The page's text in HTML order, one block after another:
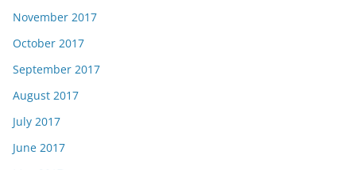
November 2017
October 2017
September 2017
August 2017
July 2017
June 2017